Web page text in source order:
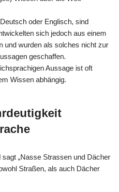
oder Englisch, sind
sich jedoch aus einem
und wurden als solches nicht zur
geschaffen.
Aussage ist oft
Wissen abhängig.
„Nasse Strassen und Dächer
Straßen, als auch Dächer